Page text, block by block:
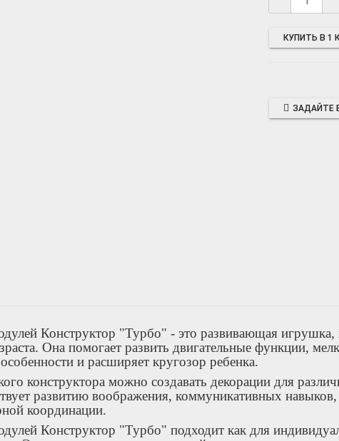
КУПИТЬ В 1
ЗАДАЙТЕ
Конструктор "Турбо" - это развивающая игрушка,
Она помогает развить двигательные функции,
и расширяет кругозор ребенка.
конструктора можно создавать декорации для
развитию воображения, коммуникативных
координации.
Конструктор "Турбо" подходит как для